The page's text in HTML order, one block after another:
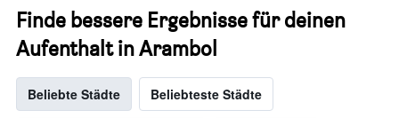
Finde bessere Ergebnisse für deinen
Aufenthalt in Arambol
Beliebte Städte Beliebteste Städte